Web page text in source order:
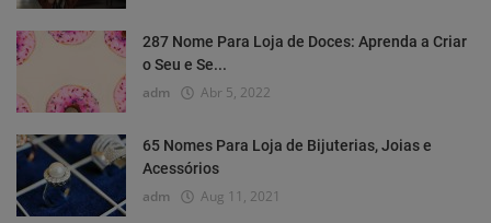
287 Nome Para Loja de Doces: Aprenda a Criar
o Seu e Se...
adm Abr 5, 2022
65 Nomes Para Loja de Bijuterias, Joias e
Acessórios
adm Aug 11, 2021